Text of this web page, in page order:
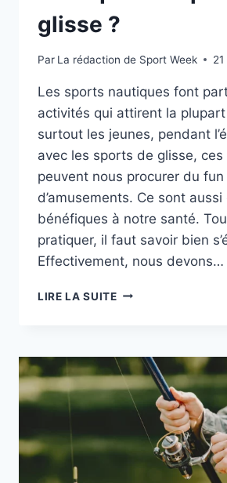
glisse ?
Par La rédaction de Sport Week
Les sports nautiques font
activités qui attirent la
surtout les jeunes, pendant
avec les sports de glisse, ces
peuvent nous procurer du
d’amusements. Ce sont
bénéfiques à notre santé.
pratiquer, il faut savoir bien
Effectivement, nous devons…
LIRE LA SUITEQUELS
INDISPENSABLES
POUR
LA
PRATIQUE
SPORTS
NAUTIQUES